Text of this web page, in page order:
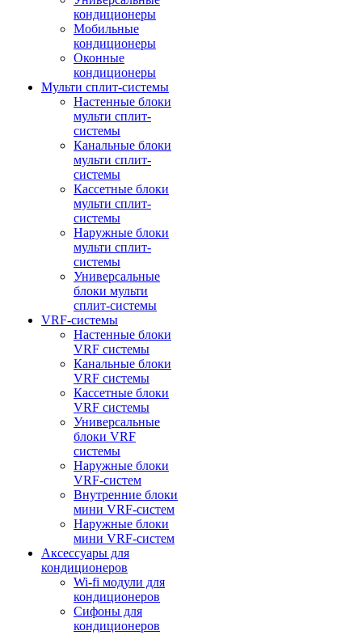
кондиционеры
Мобильные
кондиционеры
Оконные
кондиционеры
Мульти сплит-системы
Настенные блоки
мульти сплит-
системы
Канальные блоки
мульти сплит-
системы
Кассетные блоки
мульти сплит-
системы
Наружные блоки
мульти сплит-
системы
Универсальные
блоки мульти
сплит-системы
VRF-системы
Настенные блоки
VRF системы
Канальные блоки
VRF системы
Кассетные блоки
VRF системы
Универсальные
блоки VRF
системы
Наружные блоки
VRF-систем
Внутренние блоки
мини VRF-систем
Наружные блоки
мини VRF-систем
Аксессуары для
кондиционеров
Wi-fi модули для
кондиционеров
Сифоны для
кондиционеров